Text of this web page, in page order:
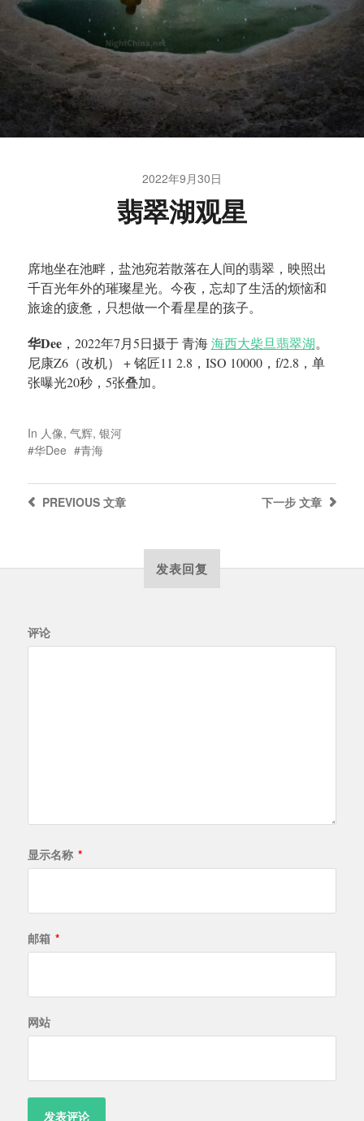
2022年9月30日
翡翠湖观星
席地坐在池畔，盐池宛若散落在人间的翡翠，映照出
千百光年外的璀璨星光。今夜，忘却了生活的烦恼和
旅途的疲惫，只想做一个看星星的孩子。
华Dee，2022年7月5日摄于 青海海西大柴旦翡翠湖。
尼康Z6（改机） + 铭匠11 2.8，ISO 10000，f/2.8，单
张曝光20秒，5张叠加。
In 人像, 气辉, 银河
华Dee
青海
下一步 文章
PREVIOUS文章
发表回复
评论
显示名称 *
邮箱 *
网站